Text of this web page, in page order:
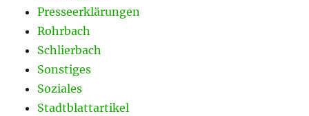
Presseerklärungen
Rohrbach
Schlierbach
Sonstiges
Soziales
Stadtblattartikel